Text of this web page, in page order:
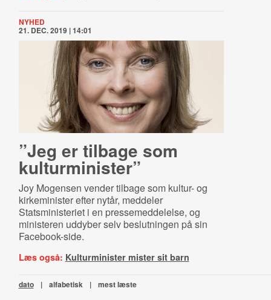
NYHED
21. DEC. 2019 | 14:01
”Jeg er tilbage som
kulturminister”
Joy Mogensen vender tilbage som kultur- og
kirkeminister efter nytår, meddeler
Statsministeriet i en pressemeddelelse, og
ministeren uddyber selv beslutningen på sin
Facebook-side.
Læs også: Kulturminister mister sit barn
dato | alfabetisk | mest læste